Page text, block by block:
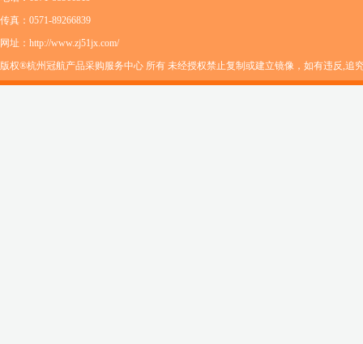
传真：0571-89266839
网址：http://www.zj51jx.com/
版权®杭州冠航产品采购服务中心 所有 未经授权禁止复制或建立镜像，如有违反,追